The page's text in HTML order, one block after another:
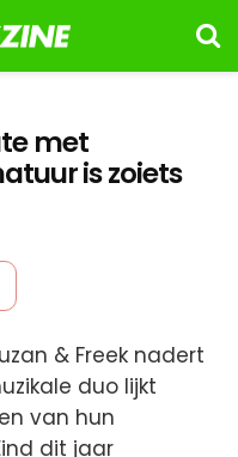
met
is zoiets
& Freek nadert
duo lijkt
van hun
dit jaar